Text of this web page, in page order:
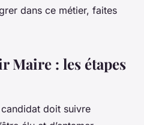
dans ce métier, faites
Maire : les étapes
doit suivre